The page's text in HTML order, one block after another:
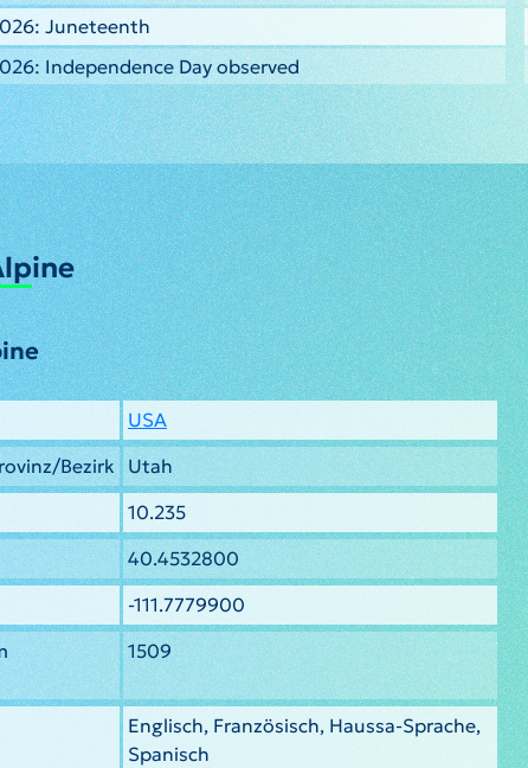
Juneteenth
Independence Day observed
USA
Bezirk
Utah
10.235
40.4532800
-111.7779900
1509
Englisch, Französisch, Haussa-Sprache,
Spanisch